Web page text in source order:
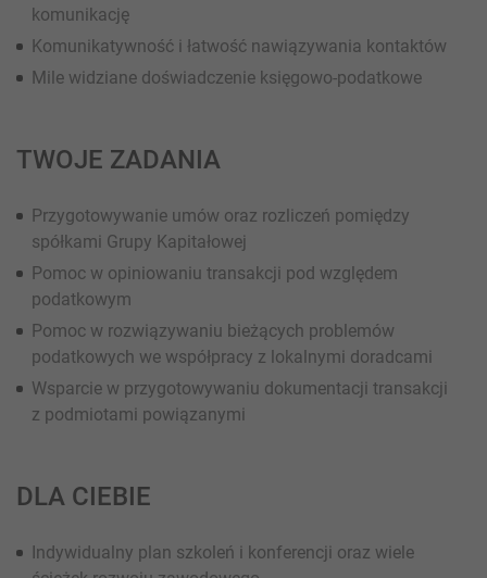
komunikację
Komunikatywność i łatwość nawiązywania kontaktów
Mile widziane doświadczenie księgowo-podatkowe
TWOJE ZADANIA
Przygotowywanie umów oraz rozliczeń pomiędzy
spółkami Grupy Kapitałowej
Pomoc w opiniowaniu transakcji pod względem
podatkowym
Pomoc w rozwiązywaniu bieżących problemów
podatkowych we współpracy z lokalnymi doradcami
Wsparcie w przygotowywaniu dokumentacji transakcji
z podmiotami powiązanymi
DLA CIEBIE
Indywidualny plan szkoleń i konferencji oraz wiele